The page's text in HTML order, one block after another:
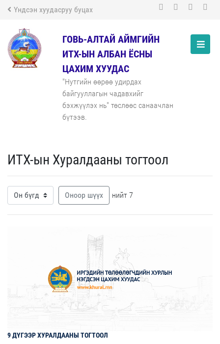
Үндсэн хуудасруу буцах
ГОВЬ-АЛТАЙ АЙМГИЙН
ИТХ-ЫН АЛБАН ЁСНЫ
ЦАХИМ ХУУДАС
"Нутгийн өөрөө удирдах
байгууллагын чадавхийг
бэхжүүлэх нь" төслөөс санаачлан
бүтээв.
ИТХ-ын Хуралдааны тогтоол
Оноор шүүх нийт 7
9 ДҮГЭЭР ХУРАЛДААНЫ ТОГТООЛ